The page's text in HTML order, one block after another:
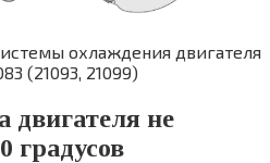
охлаждения двигателя
(21093, 21099)
двигателя не
градусов